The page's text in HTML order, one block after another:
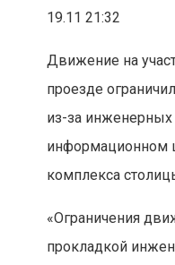
19.11 21:32
Движение на
проезде
из-за
информационном
комплекса
«Ограничения
прокладкой